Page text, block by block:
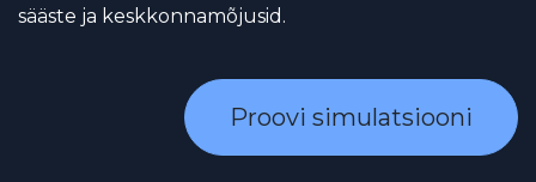
sääste ja keskkonnamõjusid.
Proovi simulatsiooni